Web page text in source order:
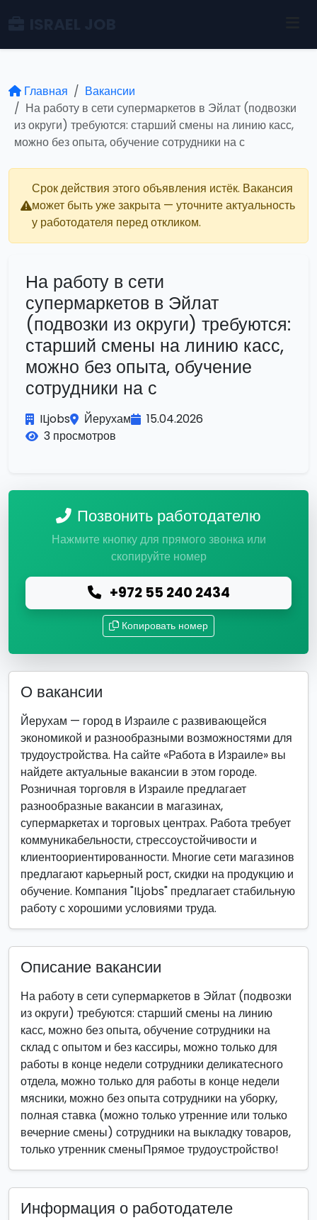
Главная
Вакансии
На работу в сети супермаркетов в Эйлат (подвозки
из округи) требуются: старший смены на линию касс,
можно без опыта, обучение сотрудники на с
Срок действия этого объявления истёк. Вакансия
может быть уже закрыта — уточните актуальность
у работодателя перед откликом.
На работу в сети
супермаркетов в Эйлат
(подвозки из округи) требуются:
старший смены на линию касс,
можно без опыта, обучение
сотрудники на с
ILjobs Йерухам
15.04.2026
3 просмотров
Позвонить работодателю
Нажмите кнопку для прямого звонка или
скопируйте номер
+972 55 240 2434
Копировать номер
О вакансии
Йерухам — город в Израиле с развивающейся
экономикой и разнообразными возможностями для
трудоустройства. На сайте «Работа в Израиле» вы
найдете актуальные вакансии в этом городе.
Розничная торговля в Израиле предлагает
разнообразные вакансии в магазинах,
супермаркетах и торговых центрах. Работа требует
коммуникабельности, стрессоустойчивости и
клиентоориентированности. Многие сети магазинов
предлагают карьерный рост, скидки на продукцию и
обучение. Компания "ILjobs" предлагает стабильную
работу с хорошими условиями труда.
Описание вакансии
На работу в сети супермаркетов в Эйлат (подвозки
из округи) требуются: старший смены на линию
касс, можно без опыта, обучение сотрудники на
склад с опытом и без кассиры, можно только для
работы в конце недели сотрудники деликатесного
отдела, можно только для работы в конце недели
мясники, можно без опыта сотрудники на уборку,
полная ставка (можно только утренние или только
вечерние смены) сотрудники на выкладку товаров,
только утренник сменыПрямое трудоустройство!
Информация о работодателе